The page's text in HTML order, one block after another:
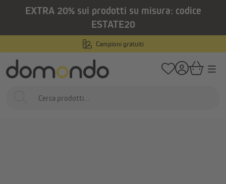
principale
EXTRA 20% sui prodotti su misura: codice
ESTATE20
Campioni gratuiti
/ Tende a rullo